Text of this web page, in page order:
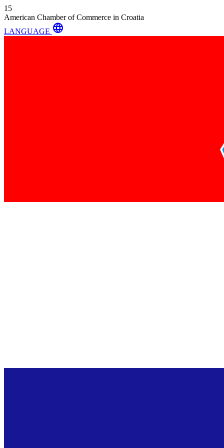
15
American Chamber of Commerce in Croatia
LANGUAGE language